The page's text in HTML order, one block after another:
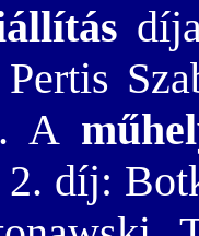
A
2. díj: